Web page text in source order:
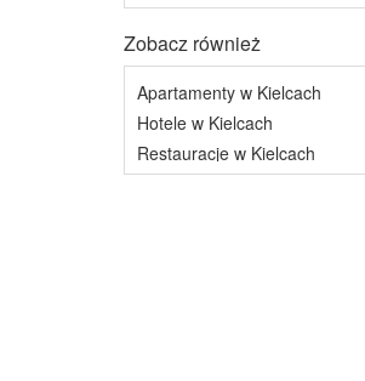
Zobacz również
Apartamenty w Kielcach
Hotele w Kielcach
Restauracje w Kielcach